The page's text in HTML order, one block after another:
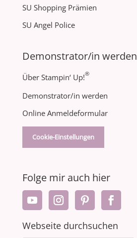
SU Shopping Prämien
SU Angel Police
Demonstrator/in werden
Über Stampin‘ Up!®
Demonstrator/in werden
Online Anmeldeformular
Cookie-Einstellungen
Folge mir auch hier
Webseite durchsuchen